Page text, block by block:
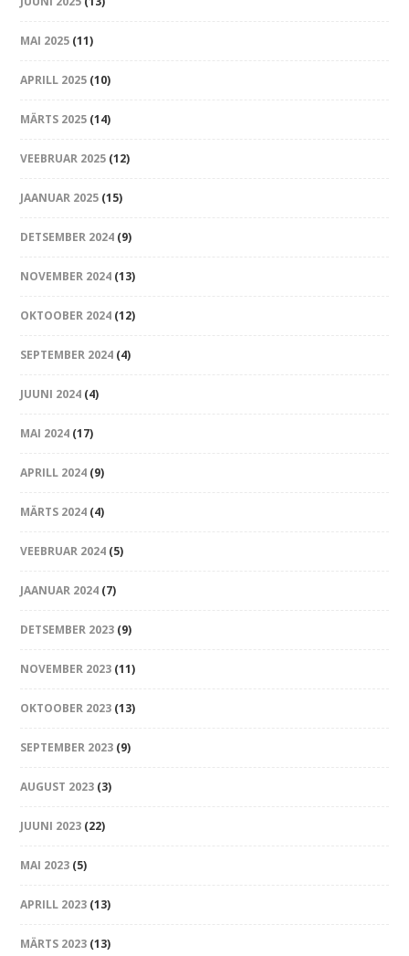
MAI 2025 (11)
APRILL 2025 (10)
MÄRTS 2025 (14)
VEEBRUAR 2025 (12)
JAANUAR 2025 (15)
DETSEMBER 2024 (9)
NOVEMBER 2024 (13)
OKTOOBER 2024 (12)
SEPTEMBER 2024 (4)
JUUNI 2024 (4)
MAI 2024 (17)
APRILL 2024 (9)
MÄRTS 2024 (4)
VEEBRUAR 2024 (5)
JAANUAR 2024 (7)
DETSEMBER 2023 (9)
NOVEMBER 2023 (11)
OKTOOBER 2023 (13)
SEPTEMBER 2023 (9)
AUGUST 2023 (3)
JUUNI 2023 (22)
MAI 2023 (5)
APRILL 2023 (13)
MÄRTS 2023 (13)